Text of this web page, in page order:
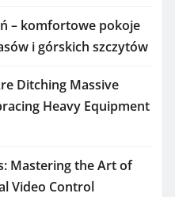
– komfortowe pokoje
i górskich szczytów
Ditching Massive
Heavy Equipment
Mastering the Art of
Video Control